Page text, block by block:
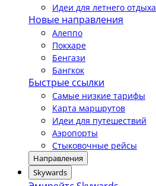
Идеи для летнего отдыха
Новые направления
Алеппо
Покхаре
Бенгази
Бангкок
Быстрые ссылки
Самые низкие тарифы
Карта маршрутов
Идеи для путешествий
Аэропорты
Стыковочные рейсы
Направления
Skywards